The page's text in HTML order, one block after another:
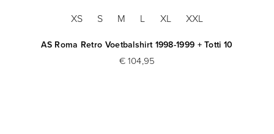
XS S M L XL XXL
AS Roma Retro Voetbalshirt 1998-1999 + Totti 10
€ 104,95